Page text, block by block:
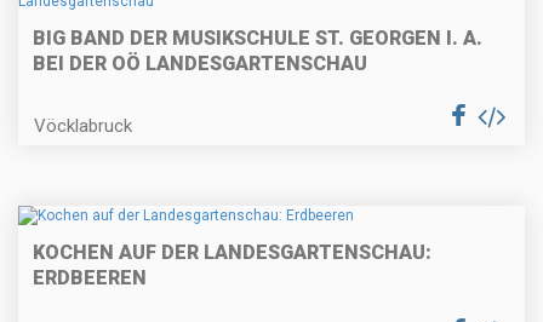
BIG BAND DER MUSIKSCHULE ST. GEORGEN I. A.
BEI DER OÖ LANDESGARTENSCHAU
Vöcklabruck
KOCHEN AUF DER LANDESGARTENSCHAU:
ERDBEEREN